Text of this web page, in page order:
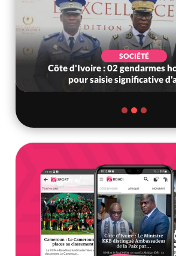
SOCIÉTÉ
Côte d'Ivoire : 02 gendarmes
pour saisie significative